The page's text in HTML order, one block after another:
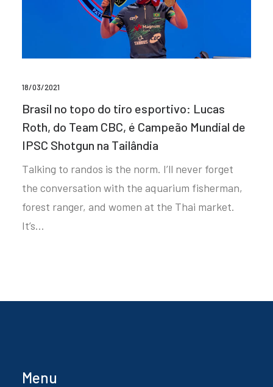
18/03/2021
Brasil no topo do tiro esportivo: Lucas
Roth, do Team CBC, é Campeão Mundial de
IPSC Shotgun na Tailândia
Talking to randos is the norm. I’ll never forget
the conversation with the aquarium fisherman,
forest ranger, and women at the Thai market.
It’s…
Menu